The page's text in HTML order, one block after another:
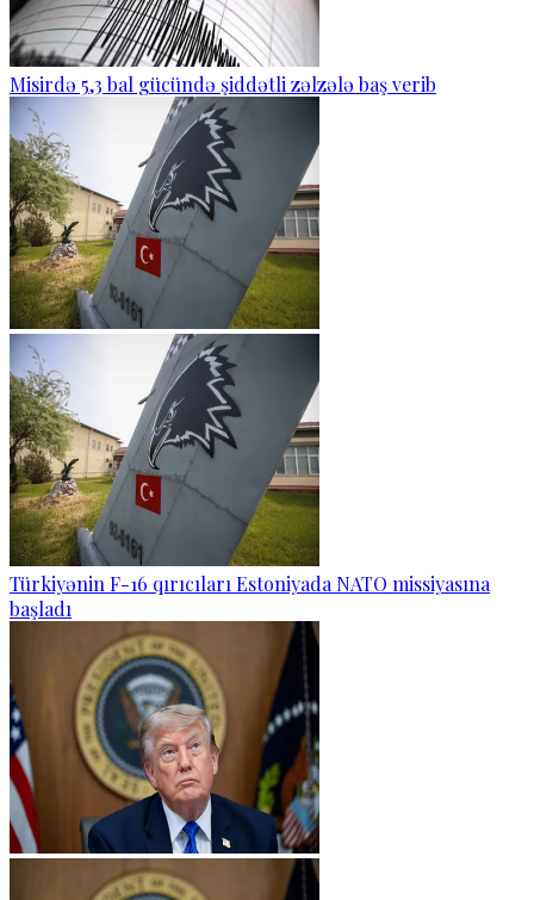
Misirdə 5,3 bal gücündə şiddətli zəlzələ baş verib
Türkiyənin F-16 qırıcıları Estoniyada NATO missiyasına
başladı